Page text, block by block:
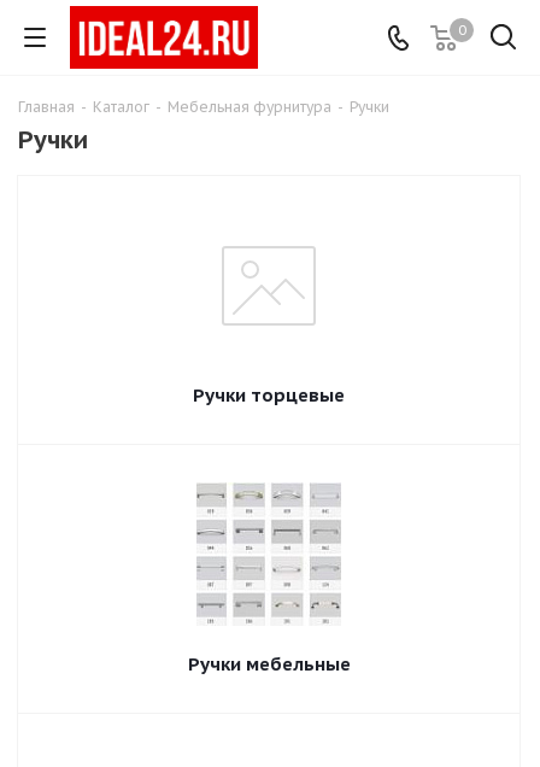
0
Главная - Каталог - Мебельная фурнитура - Ручки
Ручки
Ручки торцевые
Ручки мебельные